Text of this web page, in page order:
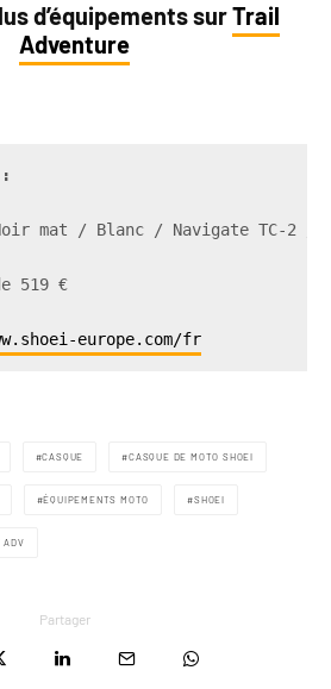
d’équipements surTrail
Adventure
:
mat / Blanc / Navigate TC-2 /
519 €
europe.com/fr
CASQUE CASQUE DE MOTO SHOEI
ÉQUIPEMENTS MOTO SHOEI
ADV
Partager